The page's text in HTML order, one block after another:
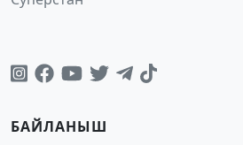
БАЙЛАНЫШ